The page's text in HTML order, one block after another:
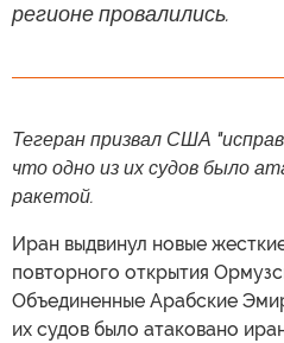
регионе провалились.
Тегеран призвал США
что одно из их судов было
ракетой.
Иран выдвинул новые
повторного открытия
Объединенные Арабские
их судов было атаковано